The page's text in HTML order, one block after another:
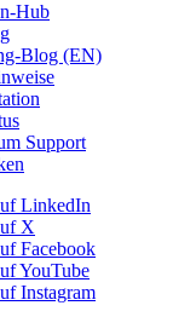
Hub
Blog (EN)
Support
LinkedIn
X
Facebook
YouTube
Instagram